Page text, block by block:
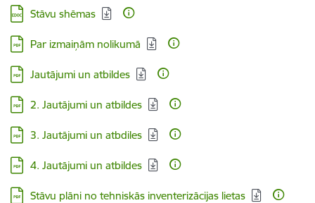
Lejupielādēt:
Stāvu shēmas
Lejupielādēt:
Par izmaiņām nolikumā
Lejupielādēt:
Jautājumi un atbildes
Lejupielādēt:
2. Jautājumi un atbildes
Lejupielādēt:
3. Jautājumi un atbdiles
Lejupielādēt:
4. Jautājumi un atbildes
Lejupielādēt:
Stāvu plāni no tehniskās inventerizācijas lietas